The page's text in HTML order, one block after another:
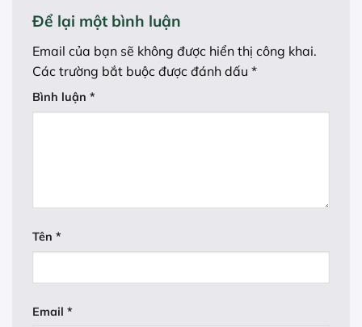
Để lại một bình luận
Email của bạn sẽ không được hiển thị công khai.
Các trường bắt buộc được đánh dấu *
Bình luận *
Tên *
Email *